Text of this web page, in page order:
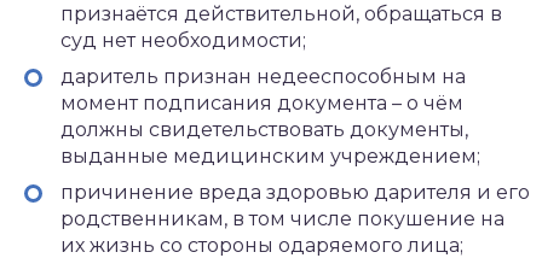
признаётся действительной, обращаться в
суд нет необходимости;
даритель признан недееспособным на
момент подписания документа – о чём
должны свидетельствовать документы,
выданные медицинским учреждением;
причинение вреда здоровью дарителя и его
родственникам, в том числе покушение на
их жизнь со стороны одаряемого лица;